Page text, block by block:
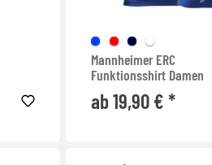
Mannheimer ERC
Funktionsshirt Damen
ab 19,90 € *